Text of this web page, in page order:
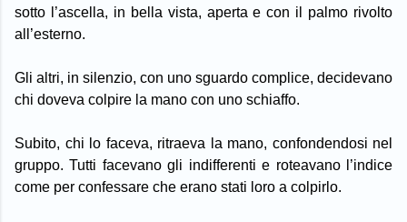
sotto l’ascella, in bella vista, aperta e con il palmo rivolto
all’esterno.
Gli altri, in silenzio, con uno sguardo complice, decidevano
chi doveva colpire la mano con uno schiaffo.
Subito, chi lo faceva, ritraeva la mano, confondendosi nel
gruppo. Tutti facevano gli indifferenti e roteavano l’indice
come per confessare che erano stati loro a colpirlo.